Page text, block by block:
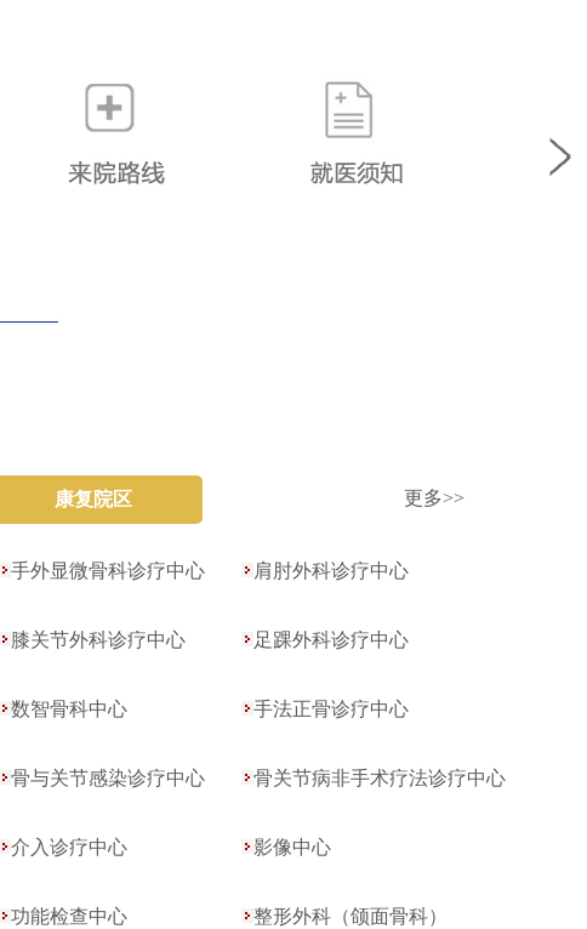
康复院区 更多>>
手外显微骨科诊疗中心 肩肘外科诊疗中心
膝关节外科诊疗中心 足踝外科诊疗中心
数智骨科中心 手法正骨诊疗中心
骨与关节感染诊疗中心 骨关节病非手术疗法诊疗中心
介入诊疗中心 影像中心
功能检查中心 整形外科（颌面骨科）